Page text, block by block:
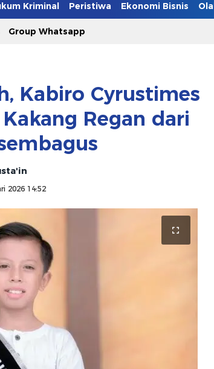
Kriminal Peristiwa Ekonomi Bisnis
Group Whatsapp
Kabiro Cyrustimes
Regan dari
2026 14:52